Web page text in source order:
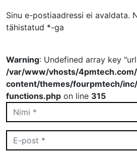
Sinu e-postiaadressi ei avaldata.
tähistatud *-ga
Warning: Undefined array key
/var/www/vhosts/
content/themes/fourpmtech/
functions.php on line 315